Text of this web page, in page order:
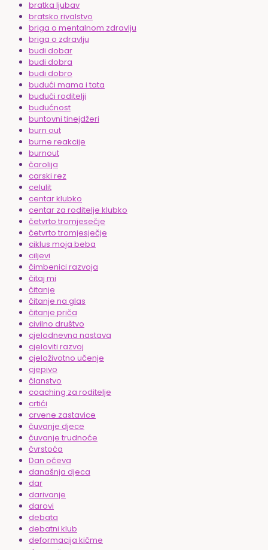
bratka ljubav
bratsko rivalstvo
briga o mentalnom zdravlju
briga o zdravlju
budi dobar
budi dobra
budi dobro
budući mama i tata
budući roditelji
budućnost
buntovni tinejdžeri
burn out
burne reakcije
burnout
čarolija
carski rez
celulit
centar klubko
centar za roditelje klubko
četvrto tromjesečje
četvrto tromjesječje
ciklus moja beba
ciljevi
čimbenici razvoja
čitaj mi
čitanje
čitanje na glas
čitanje priča
civilno društvo
cjelodnevna nastava
cjeloviti razvoj
cjeloživotno učenje
cjepivo
članstvo
coaching za roditelje
crtići
crvene zastavice
čuvanje djece
čuvanje trudnoće
čvrstoća
Dan očeva
današnja djeca
dar
darivanje
darovi
debata
debatni klub
deformacija kičme